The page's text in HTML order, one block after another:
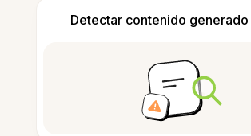
Detectar contenido generado